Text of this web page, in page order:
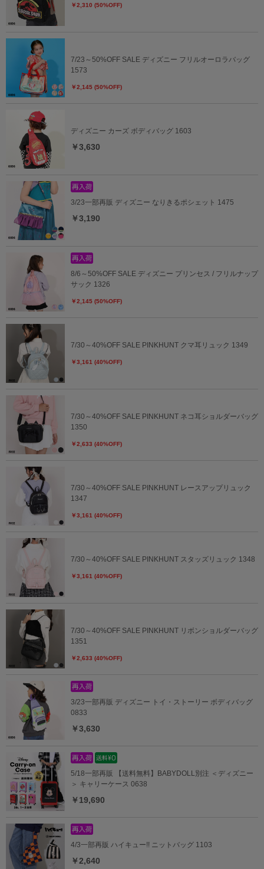
￥2,310 (50%OFF)
7/23～50%OFF SALE ディズニー フリルオーロラバッグ
1573
￥2,145 (50%OFF)
ディズニー カーズ ボディバッグ 1603
￥3,630
3/23一部再販 ディズニー なりきるポシェット 1475
￥3,190
8/6～50%OFF SALE ディズニー プリンセス / フリルナップ
サック 1326
￥2,145 (50%OFF)
7/30～40%OFF SALE PINKHUNT クマ耳リュック 1349
￥3,161 (40%OFF)
7/30～40%OFF SALE PINKHUNT ネコ耳ショルダーバッグ
1350
￥2,633 (40%OFF)
7/30～40%OFF SALE PINKHUNT レースアップリュック
1347
￥3,161 (40%OFF)
7/30～40%OFF SALE PINKHUNT スタッズリュック 1348
￥3,161 (40%OFF)
7/30～40%OFF SALE PINKHUNT リボンショルダーバッグ
1351
￥2,633 (40%OFF)
3/23一部再販 ディズニー トイ・ストーリー ボディバッグ
0833
￥3,630
5/18一部再販 【送料無料】BABYDOLL別注 ＜ディズニー
＞ キャリーケース 0638
￥19,690
4/3一部再販 ハイキュー!! ニットバッグ 1103
￥2,640